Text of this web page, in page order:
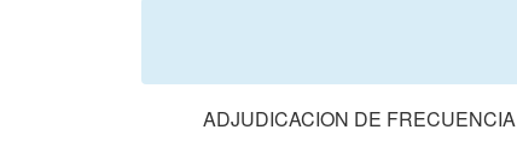
ADJUDICACION DE